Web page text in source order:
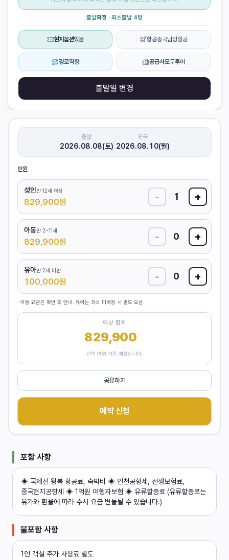
출발확정 · 최소출발 4명
현지옵션있음 항공중국남방항공
경로직항 공급사모두투어
출발일 변경
출발
2026.08.08(토)
귀국
2026.08.10(월)
인원
성인만 12세 이상
829,900원 - 1 +
아동만 2~11세
829,900원 - 0 +
유아만 2세 미만
100,000원 - 0 +
· 아동 요금은 확인 후 안내. 유아는 좌석 미배정 시 별도 요금.
예상 합계
829,900
선택 인원 기준 예상입니다.
공유하기
예약 신청
포함 사항
◈ 국제선 왕복 항공료, 숙박비 ◈ 인천공항세, 전쟁보험료,
중국현지공항세 ◈ 1억원 여행자보험 ◈ 유류할증료 (유류할증료는
유가와 환율에 따라 수시 요금 변돌될 수 있습니다.)
불포함 사항
1인 객실 추가 사용료 별도